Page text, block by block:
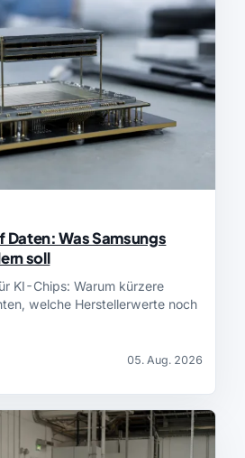
Was Samsungs
soll
KI-Chips: Warum kürzere
welche Herstellerwerte noch
05. Aug. 2026